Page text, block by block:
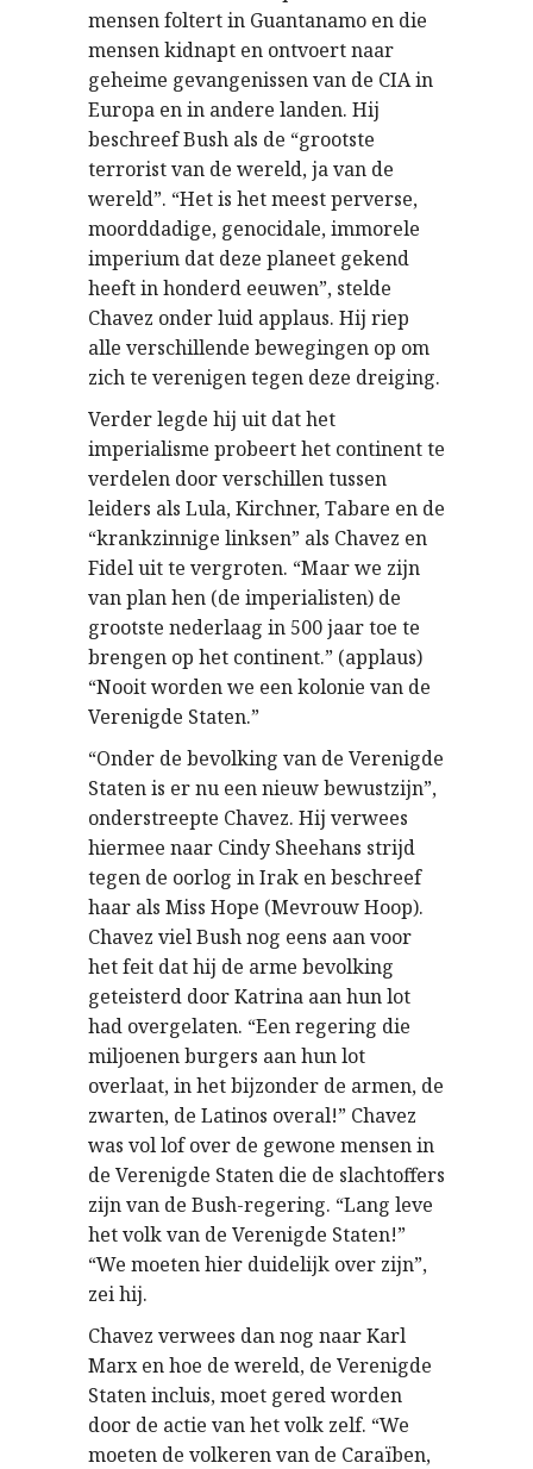
mensen foltert in Guantanamo en die
mensen kidnapt en ontvoert naar
geheime gevangenissen van de CIA in
Europa en in andere landen. Hij
beschreef Bush als de “grootste
terrorist van de wereld, ja van de
wereld”. “Het is het meest perverse,
moorddadige, genocidale, immorele
imperium dat deze planeet gekend
heeft in honderd eeuwen”, stelde
Chavez onder luid applaus. Hij riep
alle verschillende bewegingen op om
zich te verenigen tegen deze dreiging.
Verder legde hij uit dat het
imperialisme probeert het continent te
verdelen door verschillen tussen
leiders als Lula, Kirchner, Tabare en de
“krankzinnige linksen” als Chavez en
Fidel uit te vergroten. “Maar we zijn
van plan hen (de imperialisten) de
grootste nederlaag in 500 jaar toe te
brengen op het continent.” (applaus)
“Nooit worden we een kolonie van de
Verenigde Staten.”
“Onder de bevolking van de Verenigde
Staten is er nu een nieuw bewustzijn”,
onderstreepte Chavez. Hij verwees
hiermee naar Cindy Sheehans strijd
tegen de oorlog in Irak en beschreef
haar als Miss Hope (Mevrouw Hoop).
Chavez viel Bush nog eens aan voor
het feit dat hij de arme bevolking
geteisterd door Katrina aan hun lot
had overgelaten. “Een regering die
miljoenen burgers aan hun lot
overlaat, in het bijzonder de armen, de
zwarten, de Latinos overal!” Chavez
was vol lof over de gewone mensen in
de Verenigde Staten die de slachtoffers
zijn van de Bush-regering. “Lang leve
het volk van de Verenigde Staten!”
“We moeten hier duidelijk over zijn”,
zei hij.
Chavez verwees dan nog naar Karl
Marx en hoe de wereld, de Verenigde
Staten incluis, moet gered worden
door de actie van het volk zelf. “We
moeten de volkeren van de Caraïben,